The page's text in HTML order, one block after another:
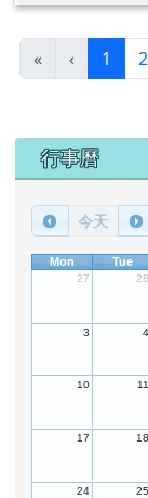
« ‹ 1 (目2
下中區域內
行事曆
今天
Mon Tue
27 28
3 4
10 11
17 18
24 25